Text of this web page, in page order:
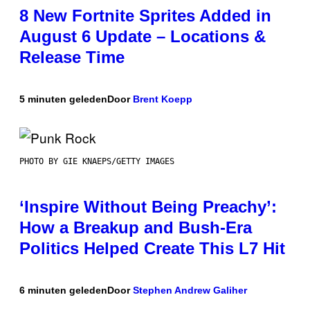
8 New Fortnite Sprites Added in
August 6 Update – Locations &
Release Time
5 minuten geledenDoor Brent Koepp
PHOTO BY GIE KNAEPS/GETTY IMAGES
‘Inspire Without Being Preachy’:
How a Breakup and Bush-Era
Politics Helped Create This L7 Hit
6 minuten geledenDoorStephen Andrew Galiher